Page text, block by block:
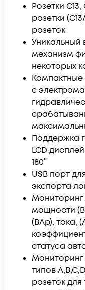
Розетки
розетки
розеток
Уникальный
механизм
некоторых
с
Поддержка
LCD
180°
USB порт
экспорта
Мониторинг
мощности
(ВАр), тока,
статуса
Мониторинг
типов
розеток для